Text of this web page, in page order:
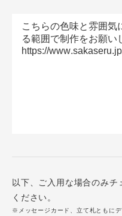
以下、ご入用な場合のみ
ください。
※メッセージカード、立て札ともに